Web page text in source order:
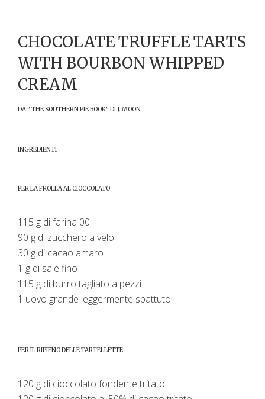
CHOCOLATE TRUFFLE TARTS
WITH BOURBON WHIPPED
CREAM
DA " THE SOUTHERN PIE BOOK" DI J. MOON
INGREDIENTI
PER LA FROLLA AL CIOCCOLATO:
115 g di farina 00
90 g di zucchero a velo
30 g di cacao amaro
1 g di sale fino
115 g di burro tagliato a pezzi
1 uovo grande leggermente sbattuto
PER IL RIPIENO DELLE TARTELLETTE:
120 g di cioccolato fondente tritato